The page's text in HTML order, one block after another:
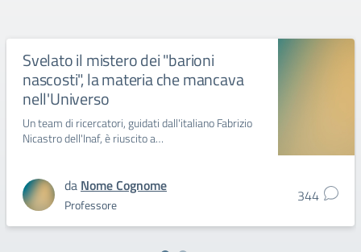
Svelato il mistero dei "barioni
nascosti", la materia che mancava
nell'Universo
Un team di ricercatori, guidati dall'italiano Fabrizio
Nicastro dell'Inaf, è riuscito a…
da Nome Cognome
Professore 344